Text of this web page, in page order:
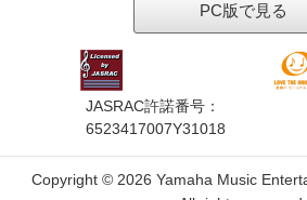
PC版で見る
JASRAC許諾番号：
6523417007Y31018
Copyright © 2026 Yamaha Music